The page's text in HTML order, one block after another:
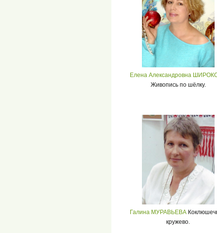
Елена Александровна
Живопись по шёлку.
Галина МУРАВЬЕВА
кружево.